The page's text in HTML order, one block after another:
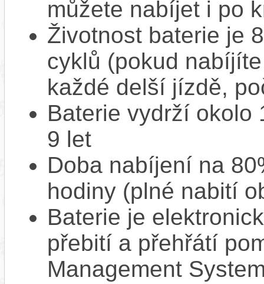
můžete nabíjet i po
Životnost baterie je
cyklů (pokud
každé delší jízdě,
Baterie vydrží okolo
9 let
Doba nabíjení na
hodiny (plné nabití
Baterie je
přebití a přehřátí
Management